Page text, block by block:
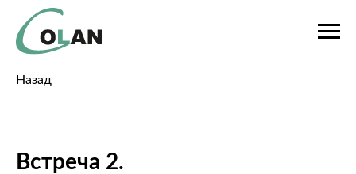
Назад
Встреча 2.